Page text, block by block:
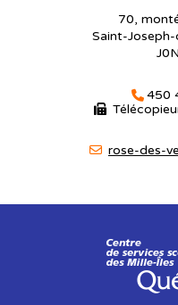
70,
Saint-
450
rose-des-